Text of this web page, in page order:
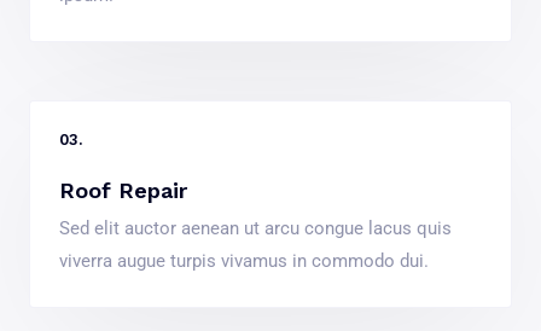
03.
Roof Repair
Sed elit auctor aenean ut arcu congue lacus quis
viverra augue turpis vivamus in commodo dui.